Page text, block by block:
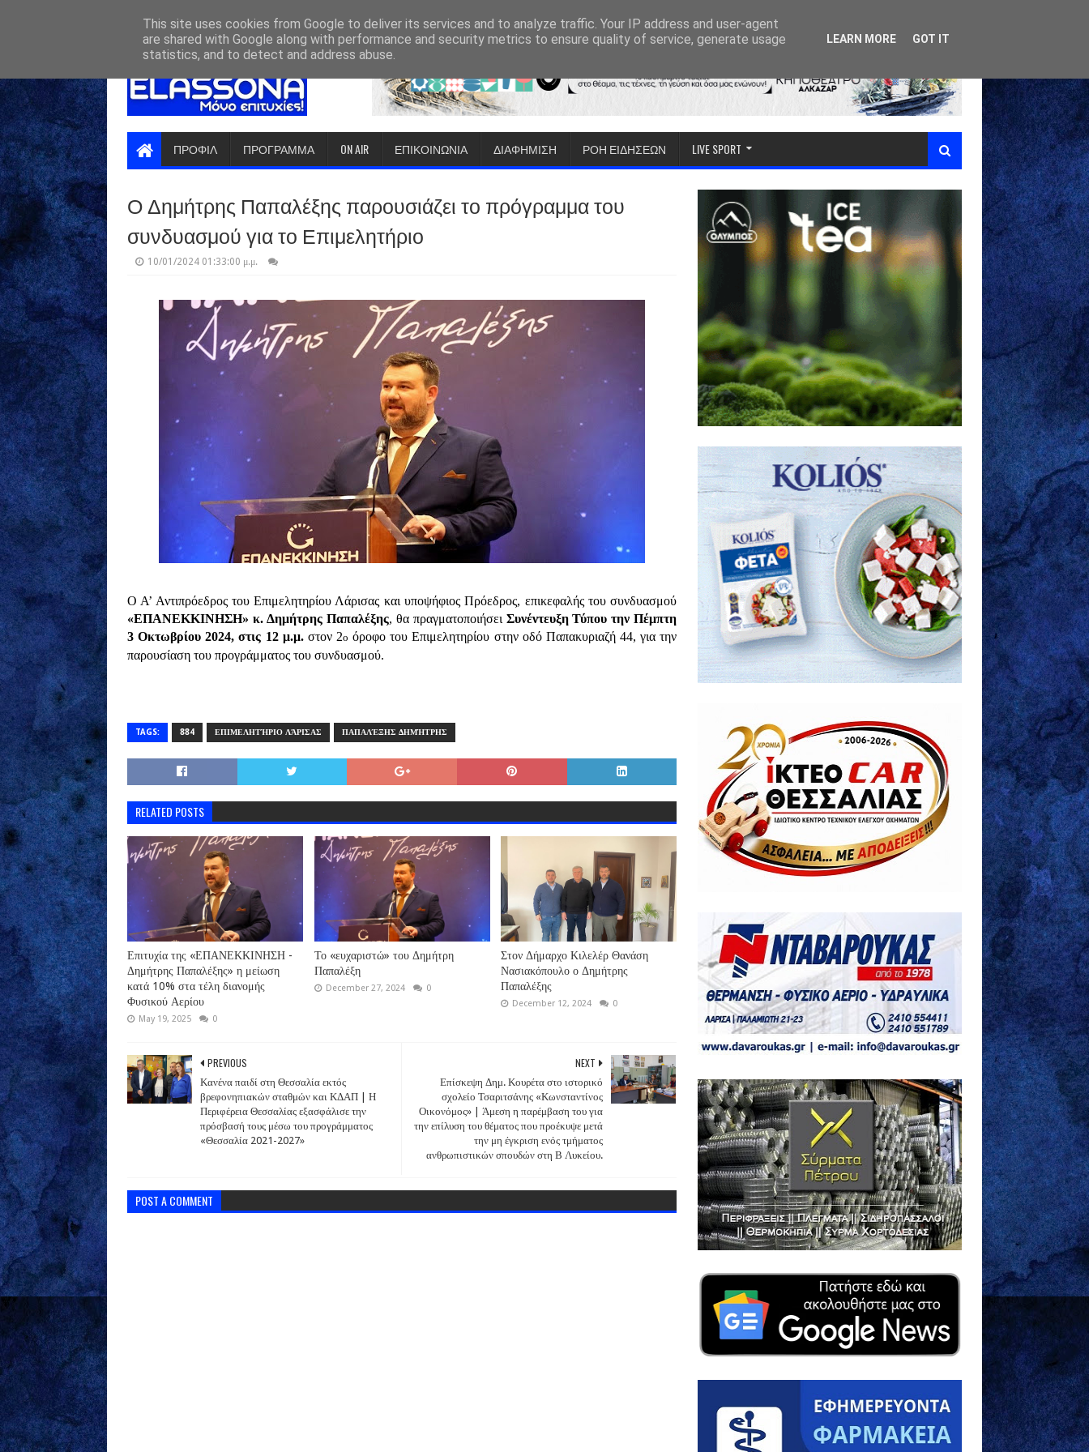
ΠΡΟΦΙΛ ΠΡΟΓΡΑΜΜΑ ON AIR ΕΠΙΚΟΙΝΩΝΙΑ ΔΙΑΦΗΜΙΣΗ ΡΟΗ ΕΙΔΗΣΕΩΝ LIVE SPORT
Ο Δημήτρης Παπαλέξης παρουσιάζει το πρόγραμμα του
συνδυασμού για το Επιμελητήριο
10/01/2024 01:33:00 μ.μ.
Ο Α’ Αντιπρόεδρος του Επιμελητηρίου Λάρισας και υποψήφιος Πρόεδρος, επικεφαλής του συνδυασμού
«ΕΠΑΝΕΚΚΙΝΗΣΗ» κ. Δημήτρης Παπαλέξης, θα πραγματοποιήσει Συνέντευξη Τύπου την Πέμπτη
3 Οκτωβρίου 2024, στις 12 μ.μ.στον 2ο όροφο του Επιμελητηρίου στην οδό Παπακυριαζή 44, για την
παρουσίαση του προγράμματος του συνδυασμού.
TAGS: 884 ΕΠΙΜΕΛΗΤΉΡΙΟ ΛΆΡΙΣΑΣ ΠΑΠΑΛΈΞΗΣ ΔΗΜΉΤΡΗΣ
RELATED POSTS
Επιτυχία της «ΕΠΑΝΕΚΚΙΝΗΣΗ -
Δημήτρης Παπαλέξης» η μείωση
κατά 10% στα τέλη διανομής
Φυσικού Αερίου
May 19, 2025 0
Το «ευχαριστώ» του Δημήτρη
Παπαλέξη
December 27, 2024 0
Στον Δήμαρχο Κιλελέρ Θανάση
Νασιακόπουλο ο Δημήτρης
Παπαλέξης
December 12, 2024 0
NEXT
Επίσκεψη Δημ. Κουρέτα στο ιστορικό
σχολείο Τσαριτσάνης «Κωνσταντίνος
Οικονόμος» | Άμεση η παρέμβαση του για
την επίλυση του θέματος που προέκυψε μετά
την μη έγκριση ενός τμήματος
ανθρωπιστικών σπουδών στη Β Λυκείου.
PREVIOUS
Κανένα παιδί στη Θεσσαλία εκτός
βρεφονηπιακών σταθμών και ΚΔΑΠ | Η
Περιφέρεια Θεσσαλίας εξασφάλισε την
πρόσβασή τους μέσω του προγράμματος
«Θεσσαλία 2021-2027»
POST A COMMENT
This site uses cookies from Google to deliver its services and to analyze traffic. Your IP address and user-agent
are shared with Google along with performance and security metrics to ensure quality of service, generate usage
statistics, and to detect and address abuse.
LEARN MORE GOT IT